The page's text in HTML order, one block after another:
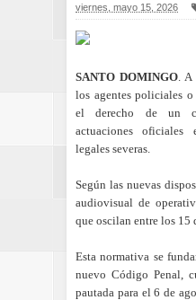
viernes, mayo 15, 2026
SANTO DOMINGO .
los agentes policiales
el derecho de un
actuaciones oficiales
legales severas.
Según las nuevas
audiovisual de
que oscilan entre los 15
Esta normativa se
nuevo Código Penal,
pautada para el 6 de